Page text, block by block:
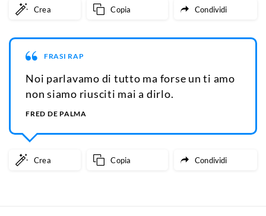
Crea Copia Condividi
FRASI RAP
Noi parlavamo di tutto ma forse un ti amo
non siamo riusciti mai a dirlo.
FRED DE PALMA
Crea Copia Condividi